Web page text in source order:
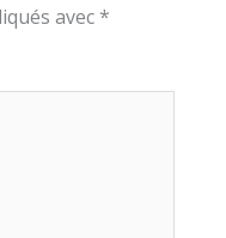
avec *